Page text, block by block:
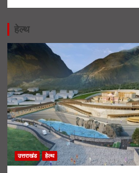
हेल्थ
उत्तराखंड हेल्थ